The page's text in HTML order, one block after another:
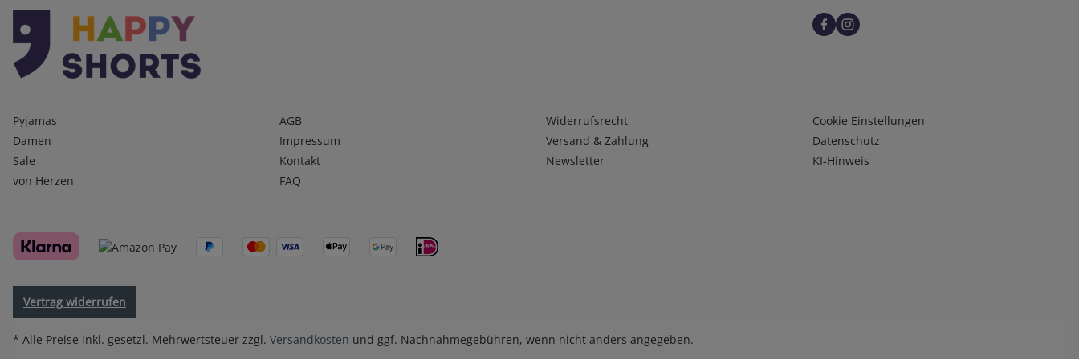
Kategorien
Pyjamas
Damen
Sale
von Herzen
Infos 1
AGB
Impressum
Kontakt
FAQ
Infos 2
Widerrufsrecht
Versand & Zahlung
Newsletter
Infos 3
Cookie Einstellungen
Datenschutz
KI-Hinweis
Vertrag widerrufen
* Alle Preise inkl. gesetzl. Mehrwertsteuer zzgl. Versandkosten und ggf. Nachnahmegebühren, wenn nicht anders angegeben.